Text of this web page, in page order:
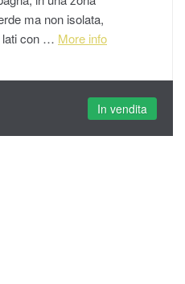
ma non isolata,
lati con … More info
In vendita